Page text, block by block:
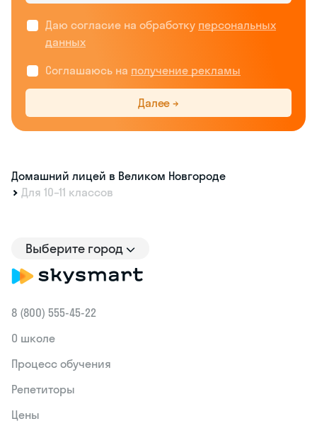
Даю согласие на обработку персональных
данных
Соглашаюсь на получение рекламы
Далее →
Домашний лицей в Великом Новгороде
Для 10–11 классов
Выберите город
8 (800) 555‑45-22
О школе
Процесс обучения
Репетиторы
Цены